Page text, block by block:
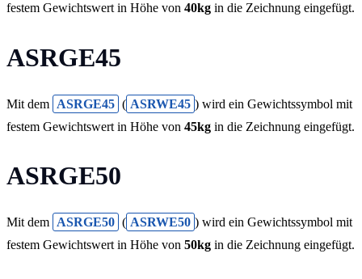
festem Gewichtswert in Höhe von 40kg in die Zeichnung eingefügt.
ASRGE45
Mit dem ASRGE45 ( ASRWE45 ) wird ein Gewichtssymbol mit
festem Gewichtswert in Höhe von 45kg in die Zeichnung eingefügt.
ASRGE50
Mit dem ASRGE50 ( ASRWE50 ) wird ein Gewichtssymbol mit
festem Gewichtswert in Höhe von 50kg in die Zeichnung eingefügt.